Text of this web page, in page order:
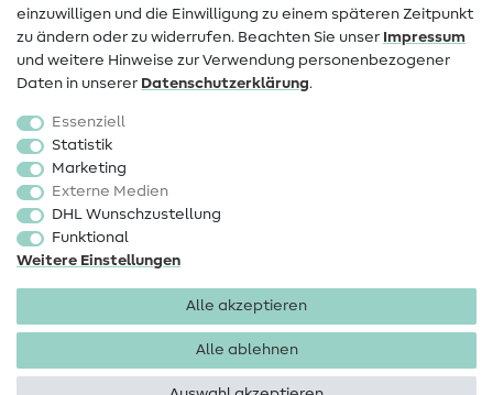
Beliebt
Stoffe
Sale
Schnittmuster
einzuwilligen und die Einwilligung zu einem späteren Zeitpunkt
zu ändern oder zu widerrufen. Beachten Sie unser Impressum
und weitere Hinweise zur Verwendung personenbezogener
Daten in unserer Daten­schutz­erklärung.
Essenziell
Statistik
Marketing
Externe Medien
DHL Wunschzustellung
Funktional
Weitere Einstellungen
Alle akzeptieren
Alle ablehnen
Impressum Datenschutz
AGB